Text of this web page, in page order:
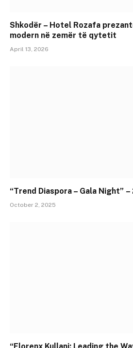
Shkodër – Hotel Rozafa
modern në zemër të qytetit
April 13, 2026
“Trend Diaspora – Gala Night”
October 2, 2025